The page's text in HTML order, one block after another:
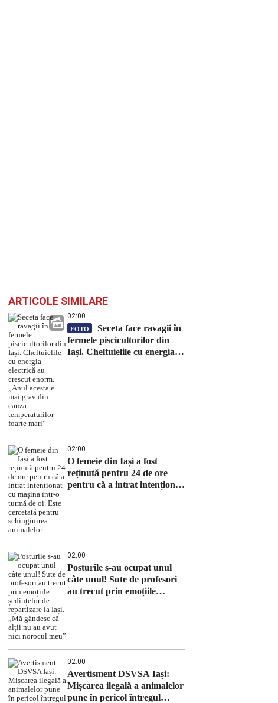
ARTICOLE SIMILARE
02:00
FOTO
Seceta face ravagii în
fermele piscicultorilor din
Iași. Cheltuielile cu energia
02:00
O femeie din Iași a fost
reținută pentru 24 de ore
pentru că a intrat intenționat
02:00
Posturile s-au ocupat unul
câte unul! Sute de profesori
au trecut prin emoțiile
02:00
Avertisment DSVSA Iași:
Mișcarea ilegală a animalelor
pune în pericol întregul